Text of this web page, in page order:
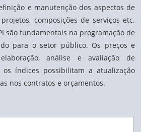
e manutenção dos aspectos de
composições de serviços etc.
são fundamentais na programação de
para o setor público. Os preços e
análise e avaliação de
os índices possibilitam a atualização
nos contratos e orçamentos.